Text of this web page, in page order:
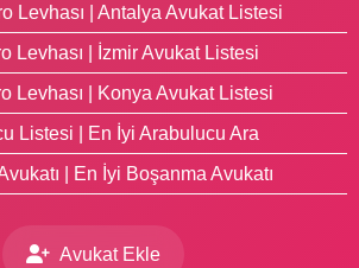
Levhası | Antalya Avukat Listesi
Levhası | İzmir Avukat Listesi
Levhası | Konya Avukat Listesi
Listesi | En İyi Arabulucu Ara
| En İyi Boşanma Avukatı
Avukat Ekle